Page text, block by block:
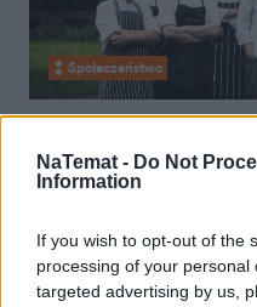
NaTemat - Do Not
Information
If you wish to opt-out of the
processing of your
targeted advertising by us,
Społeczeństwo
14 marca 2012, 19:04
Polskie
krajobraz